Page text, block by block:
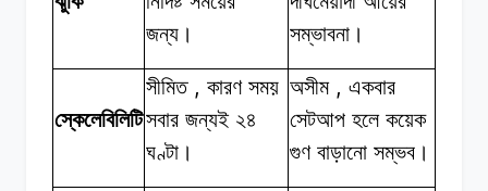
জন্য।
সম্ভাবনা।
স্কেলেবিলিটি
সীমিত, কারণ সময়
সবার জন্যই ২৪
ঘণ্টা।
অসীম, একবার
সেটআপ হলে কয়েক
গুণ বাড়ানো সম্ভব।